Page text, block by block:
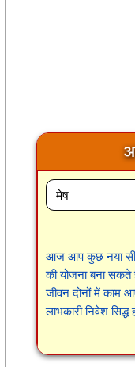
आज आप कुछ नया
की योजना बना सकते
जीवन दोनों में काम
लाभकारी निवेश सिद्ध